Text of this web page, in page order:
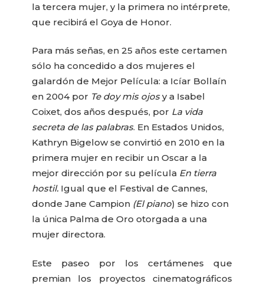
la tercera mujer, y la primera no intérprete,
que recibirá el Goya de Honor.
Para más señas, en 25 años este certamen
sólo ha concedido a dos mujeres el
galardón de Mejor Película: a Icíar Bollaín
en 2004 por Te doy mis ojosy a Isabel
Coixet, dos años después, por La vida
secreta de las palabras. En Estados Unidos,
Kathryn Bigelow se convirtió en 2010 en la
primera mujer en recibir un Oscar a la
mejor dirección por su película En tierra
hostil. Igual que el Festival de Cannes,
donde Jane Campion (El piano) se hizo con
la única Palma de Oro otorgada a una
mujer directora.
Este paseo por los certámenes que
premian los proyectos cinematográficos